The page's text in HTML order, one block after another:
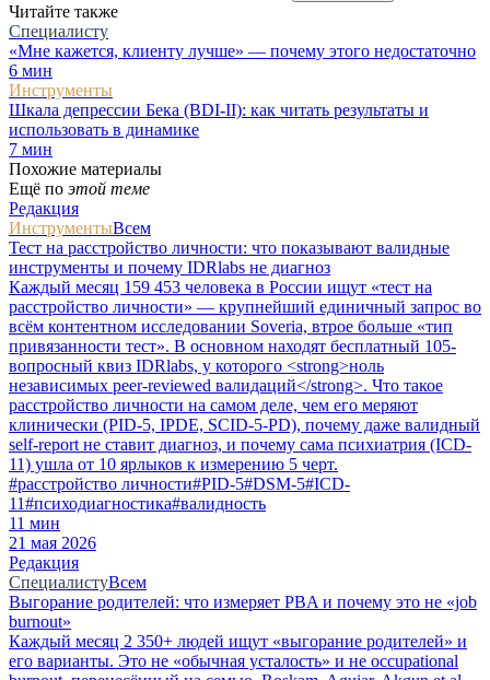
Читайте также
Специалисту
«Мне кажется, клиенту лучше» — почему этого недостаточно
6 мин
Инструменты
Шкала депрессии Бека (BDI-II): как читать результаты и
использовать в динамике
7 мин
Похожие материалы
Ещё по этой теме
Редакция
ИнструментыВсем
Тест на расстройство личности: что показывают валидные
инструменты и почему IDRlabs не диагноз
Каждый месяц 159 453 человека в России ищут «тест на
расстройство личности» — крупнейший единичный запрос во
всём контентном исследовании Soveria, втрое больше «тип
привязанности тест». В основном находят бесплатный 105-
вопросный квиз IDRlabs, у которого <strong>ноль
независимых peer-reviewed валидаций</strong>. Что такое
расстройство личности на самом деле, чем его меряют
клинически (PID-5, IPDE, SCID-5-PD), почему даже валидный
self-report не ставит диагноз, и почему сама психиатрия (ICD-
11) ушла от 10 ярлыков к измерению 5 черт.
#расстройство личности#PID-5#DSM-5#ICD-
11#психодиагностика#валидность
11 мин
21 мая 2026
Редакция
СпециалистуВсем
Выгорание родителей: что измеряет PBA и почему это не «job
burnout»
Каждый месяц 2 350+ людей ищут «выгорание родителей» и
его варианты. Это не «обычная усталость» и не occupational